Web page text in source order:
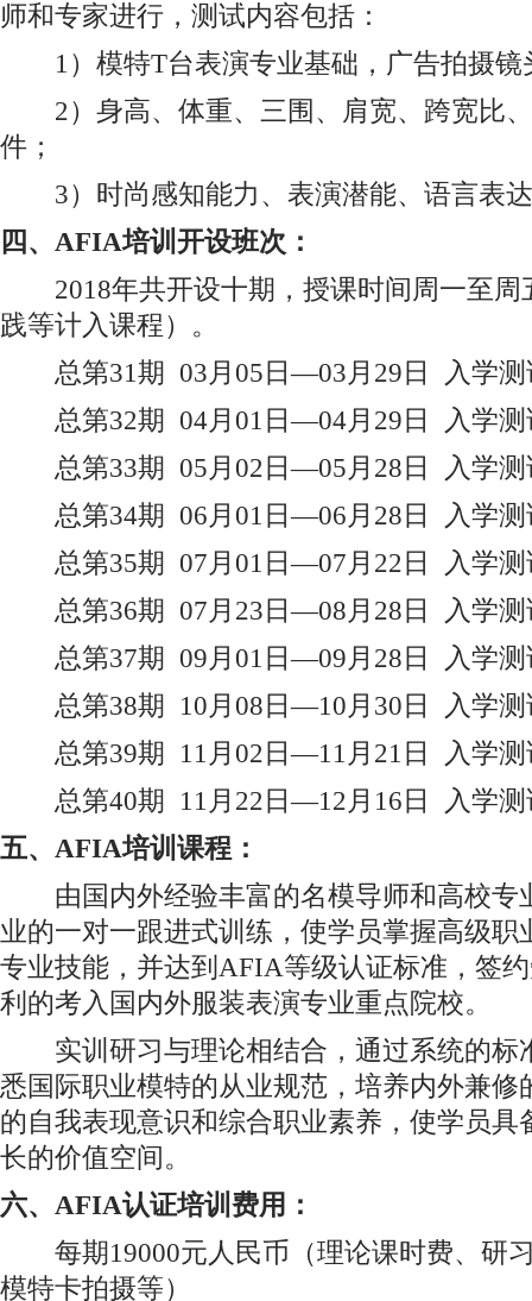
师和专家进行，测试内容包括：
1）模特T台表演专业基础，广告拍摄镜
2）身高、体重、三围、肩宽、跨宽比、
件；
3）时尚感知能力、表演潜能、语言表达
四、AFIA培训开设班次：
2018年共开设十期，授课时间周一至周
践等计入课程）。
总第31期 03月05日—03月29日 入学测
总第32期 04月01日—04月29日 入学测
总第33期 05月02日—05月28日 入学测
总第34期 06月01日—06月28日 入学测
总第35期 07月01日—07月22日 入学测
总第36期 07月23日—08月28日 入学测
总第37期 09月01日—09月28日 入学测
总第38期 10月08日—10月30日 入学测
总第39期 11月02日—11月21日 入学测
总第40期 11月22日—12月16日 入学测
五、AFIA培训课程：
由国内外经验丰富的名模导师和高校专
业的一对一跟进式训练，使学员掌握高级职
专业技能，并达到AFIA等级认证标准，签
利的考入国内外服装表演专业重点院校。
实训研习与理论相结合，通过系统的标
悉国际职业模特的从业规范，培养内外兼修
的自我表现意识和综合职业素养，使学员具
长的价值空间。
六、AFIA认证培训费用：
每期19000元人民币（理论课时费、研
模特卡拍摄等）